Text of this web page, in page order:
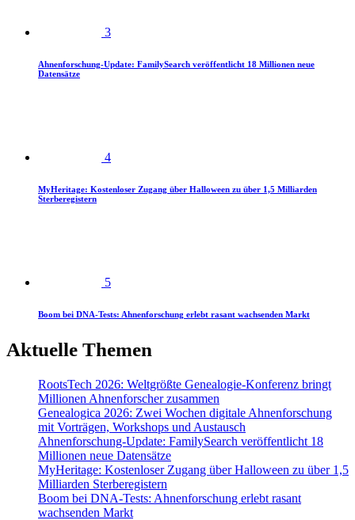
3
Ahnenforschung-Update: FamilySearch veröffentlicht 18 Millionen neue
Datensätze
4
MyHeritage: Kostenloser Zugang über Halloween zu über 1,5 Milliarden
Sterberegistern
5
Boom bei DNA-Tests: Ahnenforschung erlebt rasant wachsenden Markt
Aktuelle Themen
RootsTech 2026: Weltgrößte Genealogie-Konferenz bringt
Millionen Ahnenforscher zusammen
Genealogica 2026: Zwei Wochen digitale Ahnenforschung
mit Vorträgen, Workshops und Austausch
Ahnenforschung-Update: FamilySearch veröffentlicht 18
Millionen neue Datensätze
MyHeritage: Kostenloser Zugang über Halloween zu über 1,5
Milliarden Sterberegistern
Boom bei DNA-Tests: Ahnenforschung erlebt rasant
wachsenden Markt